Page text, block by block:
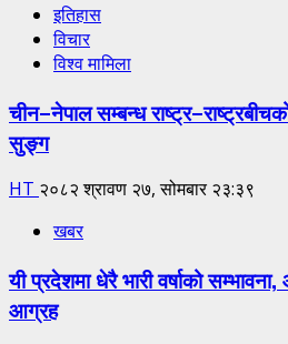
इतिहास
विचार
विश्व मामिला
चीन–नेपाल सम्बन्ध
सुङ्ग
HT २०८२ श्रावण २७, सोमबार २३:३९
खबर
यी प्रदेशमा धेरै भारी वर्षाको
आग्रह